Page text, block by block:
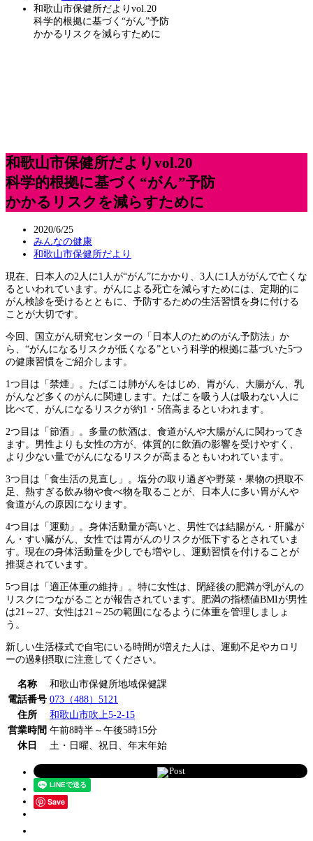
和歌山市保健所だよりvol.20
科学的根拠に基づく“がん”予防
かかるリスクを減らすために
和歌山市保健所だよりvol.20
科学的根拠に基づく“がん”予防
かかるリスクを減らすために
2020/6/25
みんなの健康
和歌山市保健所だより
現在、日本人の2人に1人が“がん”にかかり、3人に1人ががんで亡くな
るといわれています。がんによる死亡を減らすためには、定期的に
がん検診を受けるとともに、予防するための生活習慣を身に付ける
ことが大切です。
今回、国立がん研究センターの「日本人のためのがん予防法」か
ら、“がんになるリスクが低くなる”という科学的根拠に基づいた5つ
の健康習慣をご紹介します。
1つ目は「禁煙」。たばこは肺がんをはじめ、胃がん、大腸がん、乳
がんなど多くのがんに関連します。たばこを吸う人は吸わない人に
比べて、がんになるリスクが約1・5倍高まるといわれます。
2つ目は「節酒」。多量の飲酒は、食道がんや大腸がんに関わってき
ます。男性よりも女性の方が、体質的に飲酒の影響を受けやすく、
より少ない量でがんになるリスクが高まるともいわれています。
3つ目は「食生活の見直し」。塩分の取り過ぎや野菜・果物の摂取不
足、熱すぎる飲み物や食べ物を取ることが、日本人に多い胃がんや
食道がんの原因になります。
4つ目は「運動」。身体活動量が高いと、男性では結腸がん・肝臓が
ん・すい臓がん、女性では胃がんのリスクが低下するとされていま
す。現在の身体活動量を少しでも増やし、運動習慣を付けることが
推奨されています。
5つ目は「適正体重の維持」。特に女性は、閉経後の肥満が乳がんの
リスクにつながることが報告されています。肥満の指標値BMIが男性
は21～27、女性は21～25の範囲になるように体重を管理しましょ
う。
新しい生活様式で自宅にいる時間が増えた人は、運動不足やカロリ
ーの過剰摂取に注意してください。
名称
和歌山市保健所地域保健課
電話番号 073（488）5121
住所
和歌山市吹上5-2-15
営業時間 午前8時半～午後5時15分
休日
土・日曜、祝日、年末年始
Post
Save